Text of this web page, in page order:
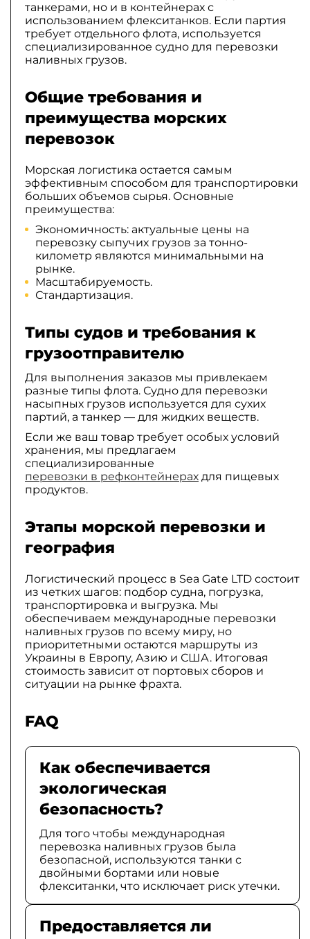
танкерами, но и в контейнерах с
использованием флекситанков. Если партия
требует отдельного флота, используется
специализированное судно для перевозки
наливных грузов.
Общие требования и
преимущества морских
перевозок
Морская логистика остается самым
эффективным способом для транспортировки
больших объемов сырья. Основные
преимущества:
Экономичность: актуальные цены на
перевозку сыпучих грузов за тонно-
километр являются минимальными на
рынке.
Масштабируемость.
Стандартизация.
Типы судов и требования к
грузоотправителю
Для выполнения заказов мы привлекаем
разные типы флота. Судно для перевозки
насыпных грузов используется для сухих
партий, а танкер — для жидких веществ.
Если же ваш товар требует особых условий
хранения, мы предлагаем
специализированные
перевозки в рефконтейнерах для пищевых
продуктов.
Этапы морской перевозки и
география
Логистический процесс в Sea Gate LTD состоит
из четких шагов: подбор судна, погрузка,
транспортировка и выгрузка. Мы
обеспечиваем международные перевозки
наливных грузов по всему миру, но
приоритетными остаются маршруты из
Украины в Европу, Азию и США. Итоговая
стоимость зависит от портовых сборов и
ситуации на рынке фрахта.
FAQ
Как обеспечивается
экологическая
безопасность?
Для того чтобы международная
перевозка наливных грузов была
безопасной, используются танки с
двойными бортами или новые
флекситанки, что исключает риск утечки.
Предоставляется ли